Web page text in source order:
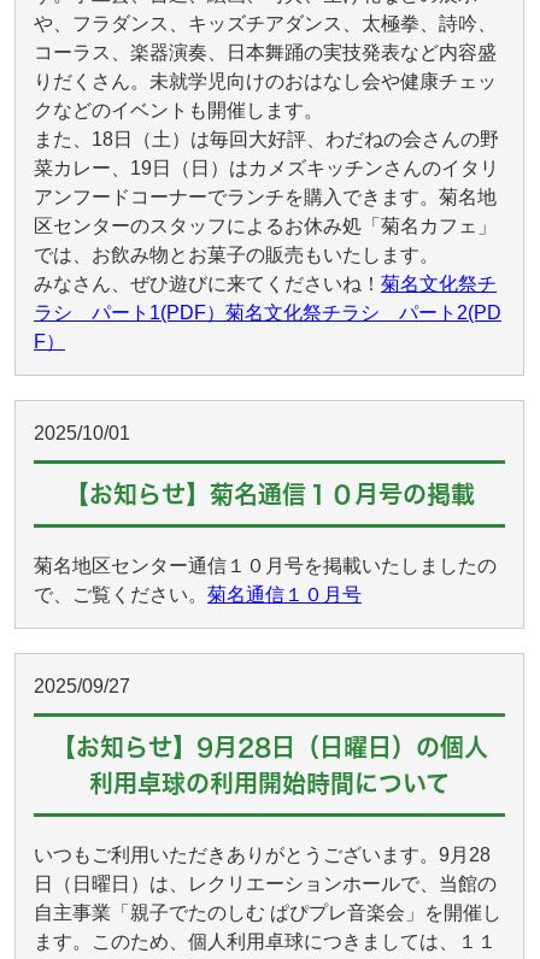
や、フラダンス、キッズチアダンス、太極拳、詩吟、
コーラス、楽器演奏、日本舞踊の実技発表など内容盛
りだくさん。未就学児向けのおはなし会や健康チェッ
クなどのイベントも開催します。
また、18日（土）は毎回大好評、わだねの会さんの野
菜カレー、19日（日）はカメズキッチンさんのイタリ
アンフードコーナーでランチを購入できます。菊名地
区センターのスタッフによるお休み処「菊名カフェ」
では、お飲み物とお菓子の販売もいたします。
みなさん、ぜひ遊びに来てくださいね！ 菊名文化祭チ
ラシ パート1(PDF） 菊名文化祭チラシ パート2(PD
F）
2025/10/01
【お知らせ】菊名通信１０月号の掲載
菊名地区センター通信１０月号を掲載いたしましたの
で、ご覧ください。 菊名通信１０月号
2025/09/27
【お知らせ】9月28日（日曜日）の個人
利用卓球の利用開始時間について
いつもご利用いただきありがとうございます。9月28
日（日曜日）は、レクリエーションホールで、当館の
自主事業「親子でたのしむ ぱぴプレ音楽会」を開催し
ます。このため、個人利用卓球につきましては、１１